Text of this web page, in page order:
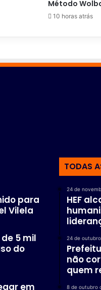
Método
10 horas atrás
para
Vilela
5 mil
do
em
TODAS
24 de
HEF
24 de
não
quem
8 de outubro